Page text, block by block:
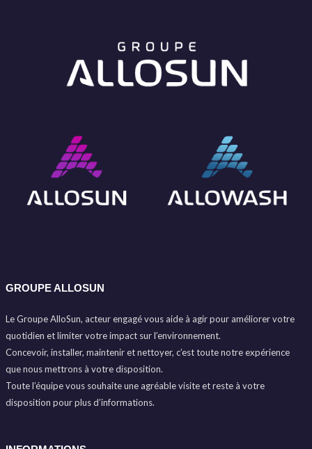
GROUPE ALLOSUN
Le Groupe AlloSun, acteur engagé vous aide à agir pour améliorer votre
quotidien et limiter votre impact sur l’environnement.
Concevoir, installer, maintenir et nettoyer, c’est toute notre expérience
que nous mettrons à votre disposition.
Toute l’équipe vous souhaite une agréable visite et reste à votre
disposition pour plus d’informations.